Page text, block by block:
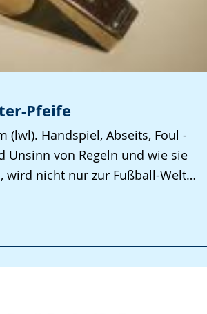
Pfeife
(lwl). Handspiel, Abseits, Foul -
Unsinn von Regeln und wie sie
wird nicht nur zur Fußball-Welt…